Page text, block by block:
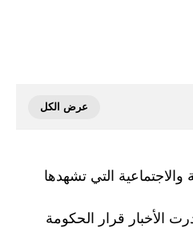
التي تشهدها
الأخبار قرار الحكومة